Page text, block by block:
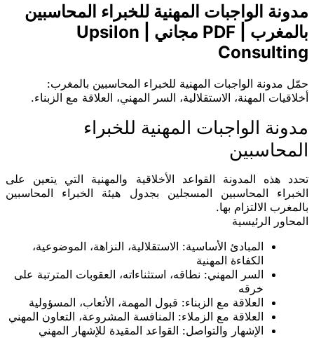
مدونة الواجبات المهنية للخبراء المحاسبين
بالمغرب | PDF مجاني | Upsilon
Consulting
حمّل مدونة الواجبات المهنية للخبراء المحاسبين بالمغرب:
أخلاقيات المهنة، الاستقلالية، السر المهني، العلاقة مع الزبناء.
مدونة الواجبات المهنية للخبراء
المحاسبين
تحدد هذه المدونة القواعد الأخلاقية والمهنية التي يتعين على
الخبراء المحاسبين المسجلين بجدول هيئة الخبراء المحاسبين
بالمغرب الالتزام بها.
المحاور الرئيسية
المبادئ الأساسية: الاستقلالية، النزاهة، الموضوعية،
الكفاءة المهنية
السر المهني: نطاقه، استثناءاته، العقوبات المترتبة على
خرقه
العلاقة مع الزبناء: قبول المهمة، الأتعاب، المسؤولية
العلاقة مع الزملاء: المنافسة المشروعة، التعاون المهني
الإشهار والتواصل: القواعد المقيدة للإشهار المهني